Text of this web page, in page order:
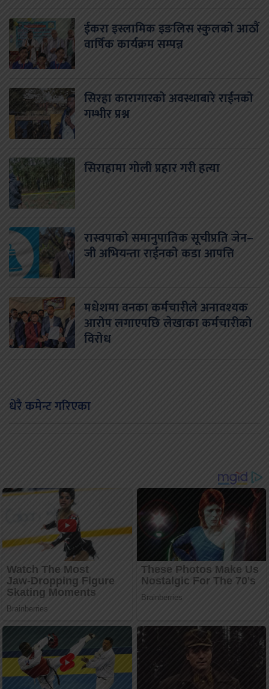
ईकरा इस्लामिक इङलिस स्कुलको आठौं
वार्षिक कार्यक्रम सम्पन्न
सिरहा कारागारको अवस्थाबारे राईनको
गम्भीर प्रश्न
सिराहामा गोली प्रहार गरी हत्या
रास्वपाको समानुपातिक सूचीप्रति जेन–
जी अभियन्ता राईनको कडा आपत्ति
मधेशमा वनका कर्मचारीले अनावश्यक
आरोप लगाएपछि लेखाका कर्मचारीको
विरोध
धेरै कमेन्ट गरिएका